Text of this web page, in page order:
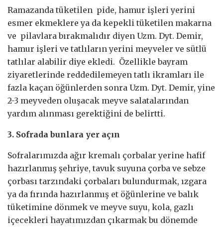
Ramazanda tüketilen pide, hamur işleri yerini
esmer ekmeklere ya da kepekli tüketilen makarna
ve pilavlara bırakmalıdır diyen Uzm. Dyt. Demir,
hamur işleri ve tatlıların yerini meyveler ve sütlü
tatlılar alabilir diye ekledi. Özellikle bayram
ziyaretlerinde reddedilemeyen tatlı ikramları ile
fazla kaçan öğünlerden sonra Uzm. Dyt. Demir, yine
2-3 meyveden oluşacak meyve salatalarından
yardım alınması gerektiğini de belirtti.
3. Sofrada bunlara yer açın
Sofralarımızda ağır kremalı çorbalar yerine hafif
hazırlanmış şehriye, tavuk suyuna çorba ve sebze
çorbası tarzındaki çorbaları bulundurmak, ızgara
ya da fırında hazırlanmış et öğünlerine ve balık
tüketimine dönmek ve meyve suyu, kola, gazlı
içecekleri hayatımızdan çıkarmak bu dönemde